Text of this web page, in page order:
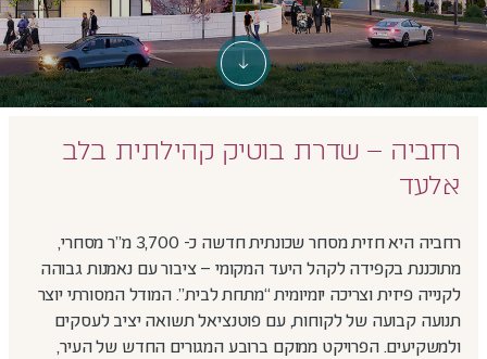
רחביה – שדרת בוטיק קהילתית בלב
אלעד
רחביה היא חזית מסחר שכונתית חדשה כ- 3,700 מ"ר מסחרי,
מתוכננת בקפידה לקהל היעד המקומי – ציבור עם נאמנות גבוהה
לקנייה פיזית וצריכה יומיומית “מתחת לבית”. המודל המסורתי יוצר
תנועה קבועה של לקוחות, עם פוטנציאל תשואה יציב לעסקים
ולמשקיעים. הפרויקט ממוקם ברובע המגורים החדש של העיר,